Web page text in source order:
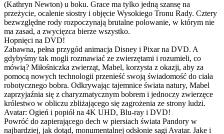
(Kathryn Newton) u boku. Grace ma tylko jedną szansę na
przeżycie, ocalenie siostry i objęcie Wysokiego Tronu Rady. Cztery
bezwzględne rody rozpoczynają brutalne polowanie, w którym nie
ma zasad, a zwycięzca bierze wszystko.
Hopnięci na DVD!
Zabawna, pełna przygód animacja Disney i Pixar na DVD. A
gdybyśmy tak mogli rozmawiać ze zwierzętami i rozumieli, co
mówią? Miłośniczka zwierząt, Mabel, korzysta z okazji, aby za
pomocą nowych technologii przenieść swoją świadomość do ciała
robotycznego bobra. Odkrywając tajemnice świata natury, Mabel
zaprzyjaźnia się z charyzmatycznym bobrem i jednoczy zwierzęce
królestwo w obliczu zbliżającego się zagrożenia ze strony ludzi.
Avatar: Ogień i popiół na 4K UHD, Blu-ray i DVD!
Powróć do zapierającego dech w piersiach świata Pandory w
najbardziej, jak dotąd, monumentalnej odsłonie sagi Avatar. Jake i